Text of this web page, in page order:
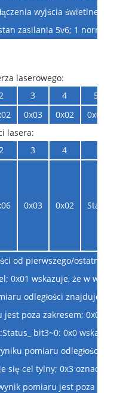
wyjścia świetlnego; 1
zasilania 5v6; 1 normalny
laserowego:
3 4
5
0x03 0x02
0x05
lasera:
3 4
0x03 0x02 Status
od pierwszego/
0x01 wskazuje, że w
odległości znajduje się
poza zakresem; 0x05
bit3~0: 0x0
pomiaru odległości
się cel tylny; 0x3 oznacza,
pomiaru jest poza